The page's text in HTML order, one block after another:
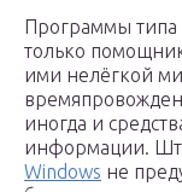
Программы типа
только
ими нелёгкой
иногда и
информации.
Windows не